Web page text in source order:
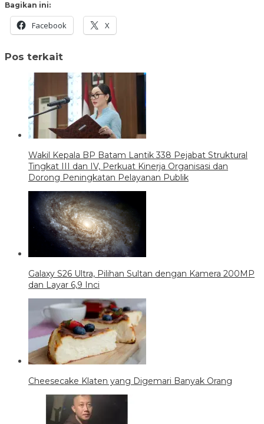
Bagikan ini:
Facebook X
Pos terkait
Wakil Kepala BP Batam Lantik 338 Pejabat Struktural
Tingkat III dan IV, Perkuat Kinerja Organisasi dan
Dorong Peningkatan Pelayanan Publik
Galaxy S26 Ultra, Pilihan Sultan dengan Kamera 200MP
dan Layar 6,9 Inci
Cheesecake Klaten yang Digemari Banyak Orang